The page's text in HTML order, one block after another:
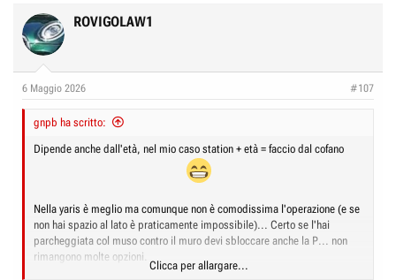
c
u
s
s
o
n
o
ROVIGOLAW1
6 Maggio 2026 #107
gnpb ha scritto:
Dipende anche dall'età, nel mio caso station + età = faccio dal cofano
Nella yaris è meglio ma comunque non è comodissima l'operazione (e se
non hai spazio al lato è praticamente impossibile)... Certo se l'hai
parcheggiata col muso contro il muro devi sbloccare anche la P... non
rimangono molte opzioni.
La corolla la parcheggio sempre col sedere contro al muro, si sa mai...
Clicca per allargare...